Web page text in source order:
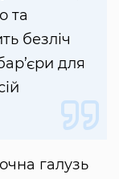
та
безліч
для
галузь